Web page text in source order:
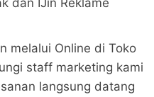
melalui Online di Toko
staff marketing kami
langsung datang